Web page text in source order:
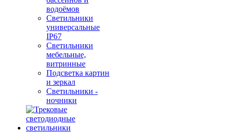
водоёмов
Светильники
универсальные
IP67
Светильники
мебельные,
витринные
Подсветка картин
и зеркал
Светильники -
ночники